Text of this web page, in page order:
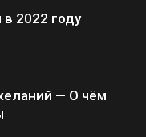
2022 году
— О чём